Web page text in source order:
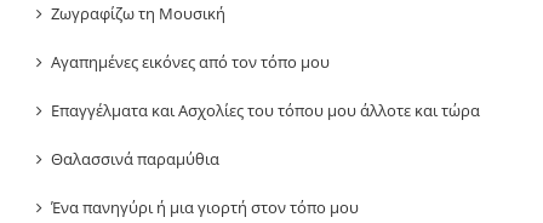
Ζωγραφίζω τη Μουσική
Αγαπημένες εικόνες από τον τόπο μου
Επαγγέλματα και Ασχολίες του τόπου μου άλλοτε και τώρα
Θαλασσινά παραμύθια
Ένα πανηγύρι ή μια γιορτή στον τόπο μου